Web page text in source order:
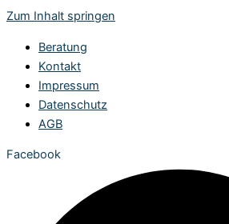
Zum Inhalt springen
Beratung
Kontakt
Impressum
Datenschutz
AGB
Facebook